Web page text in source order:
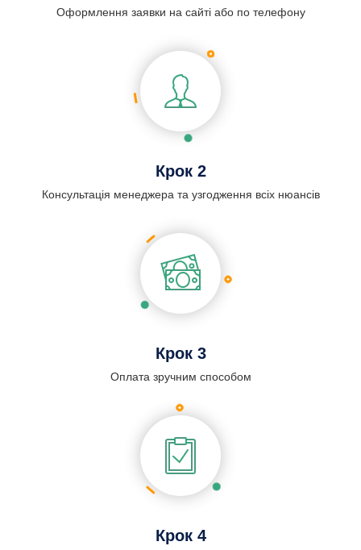
Оформлення заявки на сайті або по телефону
Крок 2
Консультація менеджера та узгодження всіх нюансів
Крок 3
Оплата зручним способом
Крок 4